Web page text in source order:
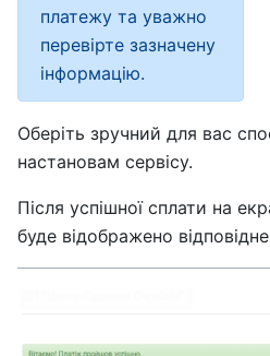
платежу та уважно
перевірте зазначену
інформацію.
Оберіть зручний для вас
настановам сервісу.
Після успішної сплати на
буде відображено